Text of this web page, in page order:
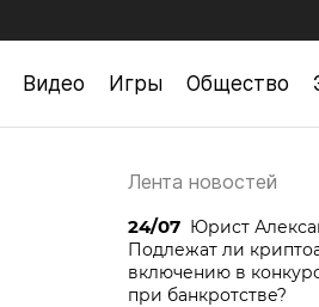
Видео Игры Общество
Лента новостей
24/07 Юрист
Подлежат ли
включению в
при банкротстве?